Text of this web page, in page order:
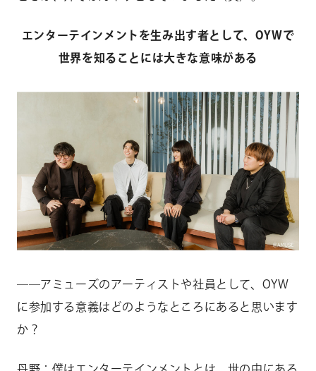
エンターテインメントを生み出す者として、OYWで
世界を知ることには大きな意味がある
――アミューズのアーティストや社員として、OYW
に参加する意義はどのようなところにあると思います
か？